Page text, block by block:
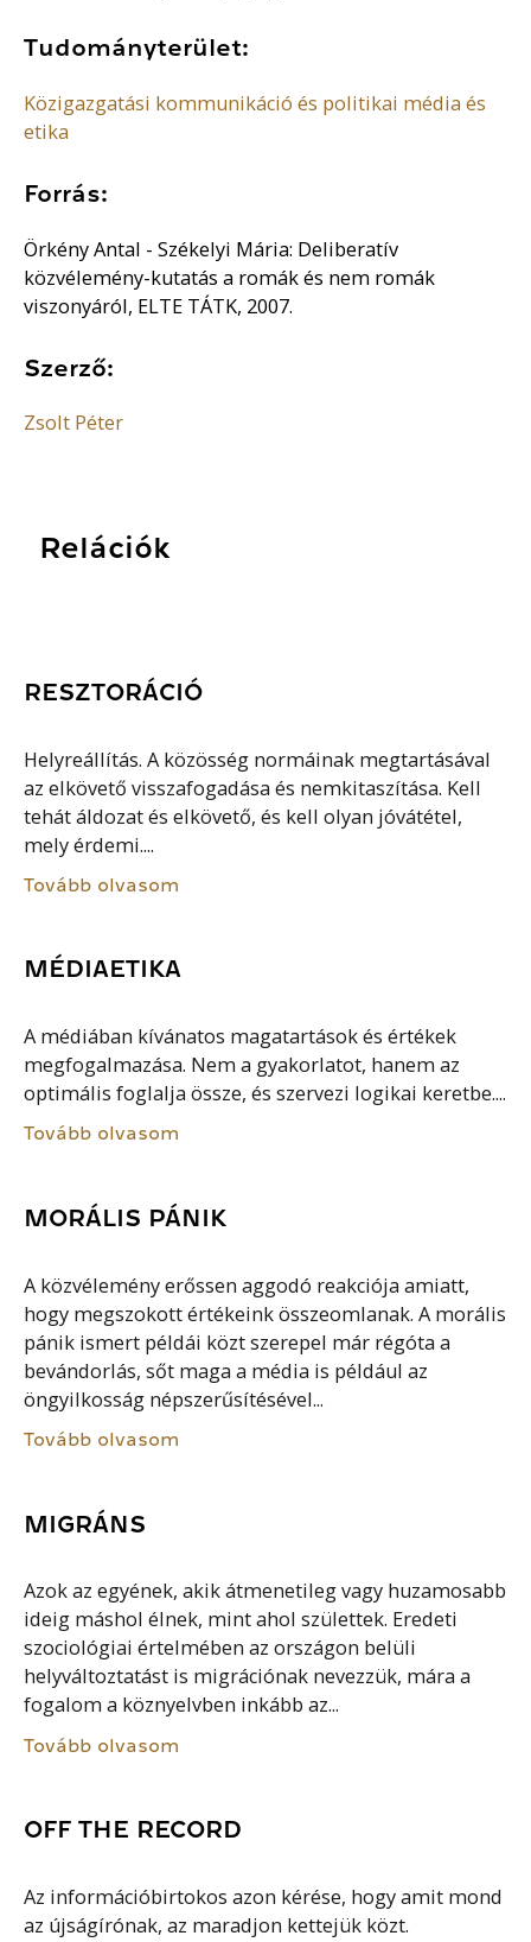
Tudományterület:
Közigazgatási kommunikáció és politikai média és
etika
Forrás:
Örkény Antal - Székelyi Mária: Deliberatív
közvélemény-kutatás a romák és nem romák
viszonyáról, ELTE TÁTK, 2007.
Szerző:
Zsolt Péter
Relációk
RESZTORÁCIÓ
Helyreállítás. A közösség normáinak megtartásával
az elkövető visszafogadása és nemkitaszítása. Kell
tehát áldozat és elkövető, és kell olyan jóvátétel,
mely érdemi....
Tovább olvasom
MÉDIAETIKA
A médiában kívánatos magatartások és értékek
megfogalmazása. Nem a gyakorlatot, hanem az
optimális foglalja össze, és szervezi logikai keretbe....
Tovább olvasom
MORÁLIS PÁNIK
A közvélemény erőssen aggodó reakciója amiatt,
hogy megszokott értékeink összeomlanak. A morális
pánik ismert példái közt szerepel már régóta a
bevándorlás, sőt maga a média is például az
öngyilkosság népszerűsítésével...
Tovább olvasom
MIGRÁNS
Azok az egyének, akik átmenetileg vagy huzamosabb
ideig máshol élnek, mint ahol születtek. Eredeti
szociológiai értelmében az országon belüli
helyváltoztatást is migrációnak nevezzük, mára a
fogalom a köznyelvben inkább az...
Tovább olvasom
OFF THE RECORD
Az információbirtokos azon kérése, hogy amit mond
az újságírónak, az maradjon kettejük közt.